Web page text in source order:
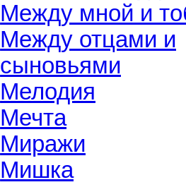
Между мной и
Между отцами и
сыновьями
Мелодия
Мечта
Миражи
Мишка